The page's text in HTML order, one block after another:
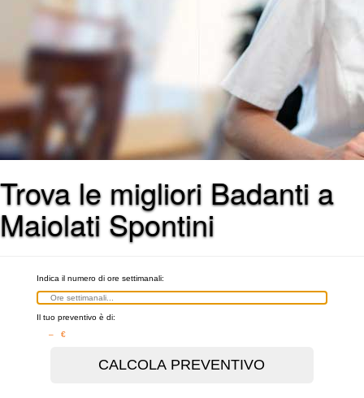
Trova le migliori Badanti a
Maiolati Spontini
Indica il numero di ore settimanali:
Il tuo preventivo è di:
– €